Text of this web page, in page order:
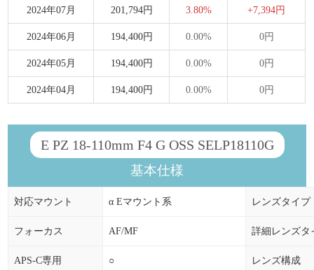
2024年07月 201,794円 3.80% +7,394円
2024年06月 194,400円 0.00% 0円
2024年05月 194,400円 0.00% 0円
2024年04月 194,400円 0.00% 0円
E PZ 18-110mm F4 G OSS SELP18110G
基本仕様
対応マウント α Eマウント系 レンズタイプ
フォーカス AF/MF 詳細レンズタ
APS-C専用 ○ レンズ構成